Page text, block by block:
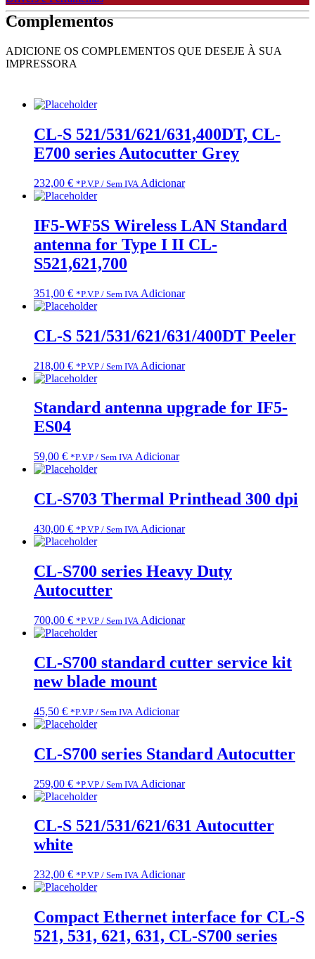
Complementos
ADICIONE OS COMPLEMENTOS QUE DESEJE À SUA
IMPRESSORA
CL-S 521/531/621/631,400DT, CL-
E700 series Autocutter Grey
232,00 € *P.V.P / Sem IVA Adicionar
IF5-WF5S Wireless LAN Standard
antenna for Type I II CL-
S521,621,700
351,00 € *P.V.P / Sem IVA Adicionar
CL-S 521/531/621/631/400DT Peeler
218,00 € *P.V.P / Sem IVA Adicionar
Standard antenna upgrade for IF5-
ES04
59,00 € *P.V.P / Sem IVA Adicionar
CL-S703 Thermal Printhead 300 dpi
430,00 € *P.V.P / Sem IVA Adicionar
CL-S700 series Heavy Duty
Autocutter
700,00 € *P.V.P / Sem IVA Adicionar
CL-S700 standard cutter service kit
new blade mount
45,50 € *P.V.P / Sem IVA Adicionar
CL-S700 series Standard Autocutter
259,00 € *P.V.P / Sem IVA Adicionar
CL-S 521/531/621/631 Autocutter
white
232,00 € *P.V.P / Sem IVA Adicionar
Compact Ethernet interface for CL-S
521, 531, 621, 631, CL-S700 series